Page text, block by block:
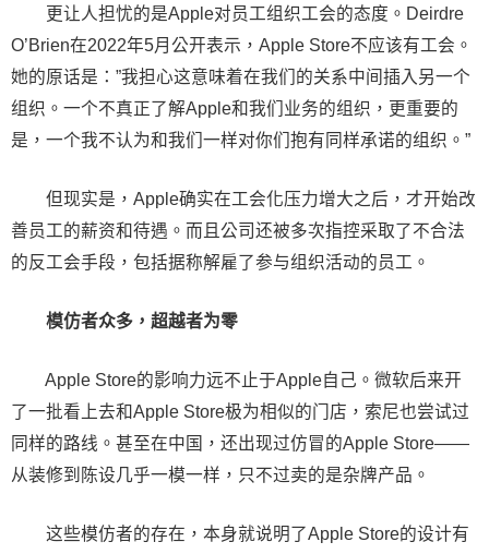
更让人担忧的是Apple对员工组织工会的态度。Deirdre
O’Brien在2022年5月公开表示，Apple Store不应该有工会。
她的原话是：”我担心这意味着在我们的关系中间插入另一个
组织。一个不真正了解Apple和我们业务的组织，更重要的
是，一个我不认为和我们一样对你们抱有同样承诺的组织。”
但现实是，Apple确实在工会化压力增大之后，才开始改
善员工的薪资和待遇。而且公司还被多次指控采取了不合法
的反工会手段，包括据称解雇了参与组织活动的员工。
模仿者众多，超越者为零
Apple Store的影响力远不止于Apple自己。微软后来开
了一批看上去和Apple Store极为相似的门店，索尼也尝试过
同样的路线。甚至在中国，还出现过仿冒的Apple Store——
从装修到陈设几乎一模一样，只不过卖的是杂牌产品。
这些模仿者的存在，本身就说明了Apple Store的设计有